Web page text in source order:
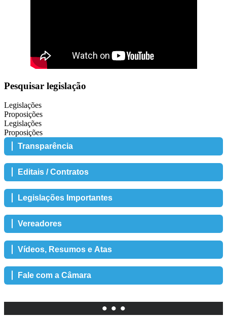
Pesquisar legislação
Legislações
Proposições
Legislações
Proposições
Transparência
Editais / Contratos
Legislações Importantes
Vereadores
Vídeos, Resumos e Atas
Fale com a Câmara
• • •